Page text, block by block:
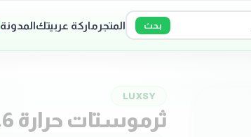
بحث المتجر ماركة عربيتكالمدونة
LUXSY
ثرموستات حرارة 1.6